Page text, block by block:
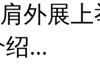
外展
...